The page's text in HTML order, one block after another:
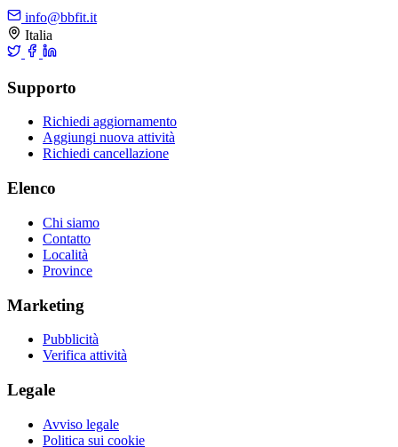
info@bbfit.it
Italia
Supporto
Richiedi aggiornamento
Aggiungi nuova attività
Richiedi cancellazione
Elenco
Chi siamo
Contatto
Località
Province
Marketing
Pubblicità
Verifica attività
Legale
Avviso legale
Politica sui cookie